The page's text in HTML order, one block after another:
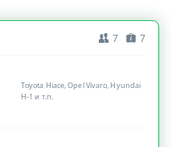
7 7
Toyota Hiace, Opel Vivaro, Hyundai
H-1 и т.п.